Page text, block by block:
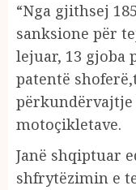
“Nga gjithsej
sanksione për
lejuar, 13 gjoba
patentë
përkundërvajtje
motoçikletave.
Janë shqiptuar
shfrytëzimin e